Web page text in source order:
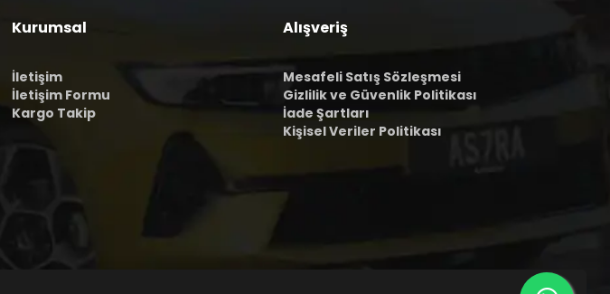
Kurumsal
İletişim
İletişim Formu
Kargo Takip
Alışveriş
Mesafeli Satış Sözleşmesi
Gizlilik ve Güvenlik Politikası
İade Şartları
Kişisel Veriler Politikası